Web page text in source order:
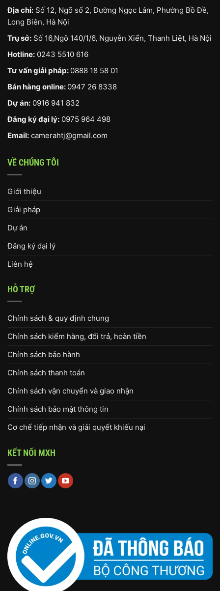
Địa chỉ: Số 12, Ngõ số 2, Đường Ngọc Lâm, Phường Bồ Đề,
Long Biên, Hà Nội
Trụ sở: Số 16,Ngõ 140/1/6, Nguyễn Xiển, Thanh Liệt, Hà Nội
Hotline: 0243 5510 616
Tư vấn giải pháp: 0888 18 58 01
Bán hàng online: 0947 26 8338
Dự án: 0916 941 832
Đăng ký đại lý: 0975 964 498
Email: camerahtj@gmail.com
VỀ CHÚNG TÔI
Giới thiệu
Giải pháp
Dự án
Đăng ký đại lý
Liên hệ
HỖ TRỢ
Chính sách & quy định chung
Chính sách kiểm hàng, đổi trả, hoàn tiền
Chính sách bảo hành
Chính sách thanh toán
Chính sách vận chuyển và giao nhận
Chính sách bảo mật thông tin
Cơ chế tiếp nhận và giải quyết khiếu nại
KẾT NỐI MXH